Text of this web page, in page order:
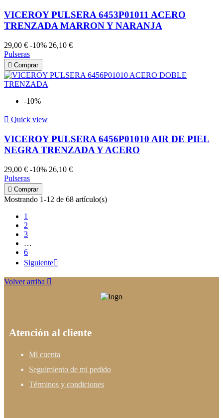
VICEROY PULSERA 6453P01011 ACERO
TRENZADA MARRON Y NARANJA
29,00 € -10% 26,10 €
Pulseras
 Comprar
-10%
 Quick view
VICEROY PULSERA 6456P01010 AIR DE PIEL
NEGRA TRENZADA Y ACERO
29,00 € -10% 26,10 €
Pulseras
 Comprar
Mostrando 1-12 de 68 artículo(s)
1
2
3
…
6
Siguiente
Volver arriba 
Atención al cliente
Mi cuenta
Seguimiento de mi pedido
Términos y condiciones